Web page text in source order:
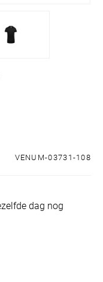
VENUM-03731-108
dag nog
beschikbaar
of niet beschikbaar